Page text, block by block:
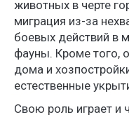
животных в черте
миграция из-за
боевых действий в
фауны. Кроме того,
дома и
естественные
Свою роль играет и